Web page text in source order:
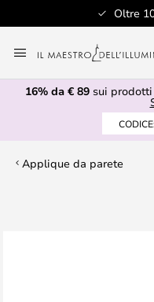
Oltre
al
contenuto
16% da € 89sui prodotti
Applique da parete